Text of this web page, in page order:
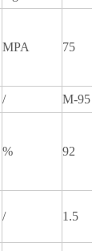
MPA 75
/ M-95
% 92
/ 1.5